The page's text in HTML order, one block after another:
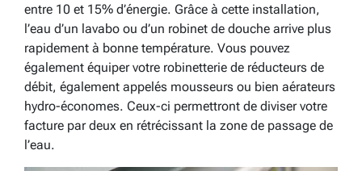
entre 10 et 15% d’énergie. Grâce à cette installation,
l’eau d’un lavabo ou d’un robinet de douche arrive plus
rapidement à bonne température. Vous pouvez
également équiper votre robinetterie de réducteurs de
débit, également appelés mousseurs ou bien aérateurs
hydro-économes. Ceux-ci permettront de diviser votre
facture par deux en rétrécissant la zone de passage de
l’eau.